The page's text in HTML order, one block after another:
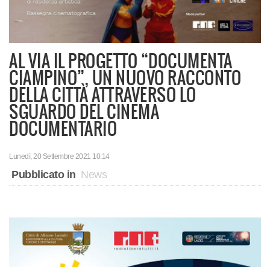
AL VIA IL PROGETTO “DOCUMENTA
CIAMPINO”, UN NUOVO RACCONTO
DELLA CITTÀ ATTRAVERSO LO
SGUARDO DEL CINEMA
DOCUMENTARIO
Lunedì, 20 Settembre 2021 10:14
Pubblicato in News